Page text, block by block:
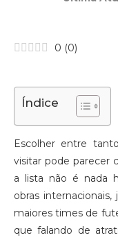
0 (0)
Índice
Escolher entre
visitar pode parecer
a lista não é nada
obras
maiores times de
que falando de